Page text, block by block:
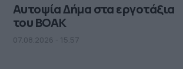
Αυτοψία Δήμα στα εργοτάξια
του ΒΟΑΚ
07.08.2026 - 15.57